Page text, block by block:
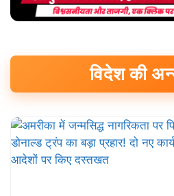
विदेश की